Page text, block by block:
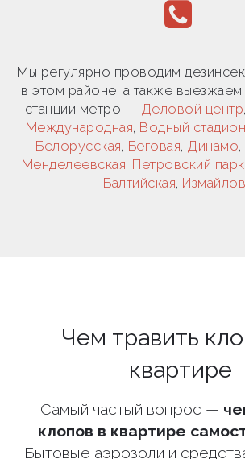
Мы регулярно проводим
в этом районе, а также
станции метро — Деловой центр,
Международная, Водный стадион
Белорусская, Беговая, Динамо,
Менделеевская, Петровский парк
Балтийская,
Чем травить
квартире
Самый частый вопрос —
клопов в квартире
Бытовые аэрозоли и